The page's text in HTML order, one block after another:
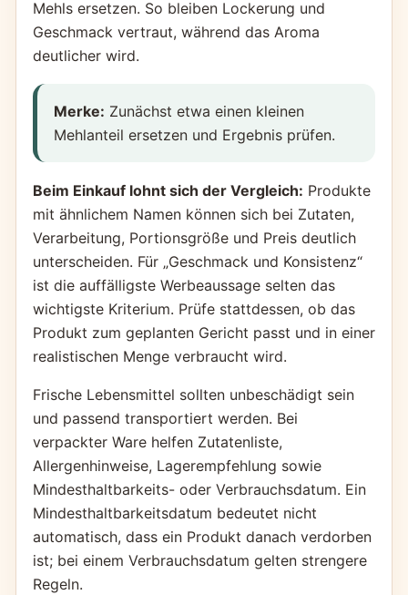
Mehls ersetzen. So bleiben Lockerung und
Geschmack vertraut, während das Aroma
deutlicher wird.
Merke: Zunächst etwa einen kleinen
Mehlanteil ersetzen und Ergebnis prüfen.
Beim Einkauf lohnt sich der Vergleich: Produkte
mit ähnlichem Namen können sich bei Zutaten,
Verarbeitung, Portionsgröße und Preis deutlich
unterscheiden. Für „Geschmack und Konsistenz“
ist die auffälligste Werbeaussage selten das
wichtigste Kriterium. Prüfe stattdessen, ob das
Produkt zum geplanten Gericht passt und in einer
realistischen Menge verbraucht wird.
Frische Lebensmittel sollten unbeschädigt sein
und passend transportiert werden. Bei
verpackter Ware helfen Zutatenliste,
Allergenhinweise, Lagerempfehlung sowie
Mindesthaltbarkeits- oder Verbrauchsdatum. Ein
Mindesthaltbarkeitsdatum bedeutet nicht
automatisch, dass ein Produkt danach verdorben
ist; bei einem Verbrauchsdatum gelten strengere
Regeln.